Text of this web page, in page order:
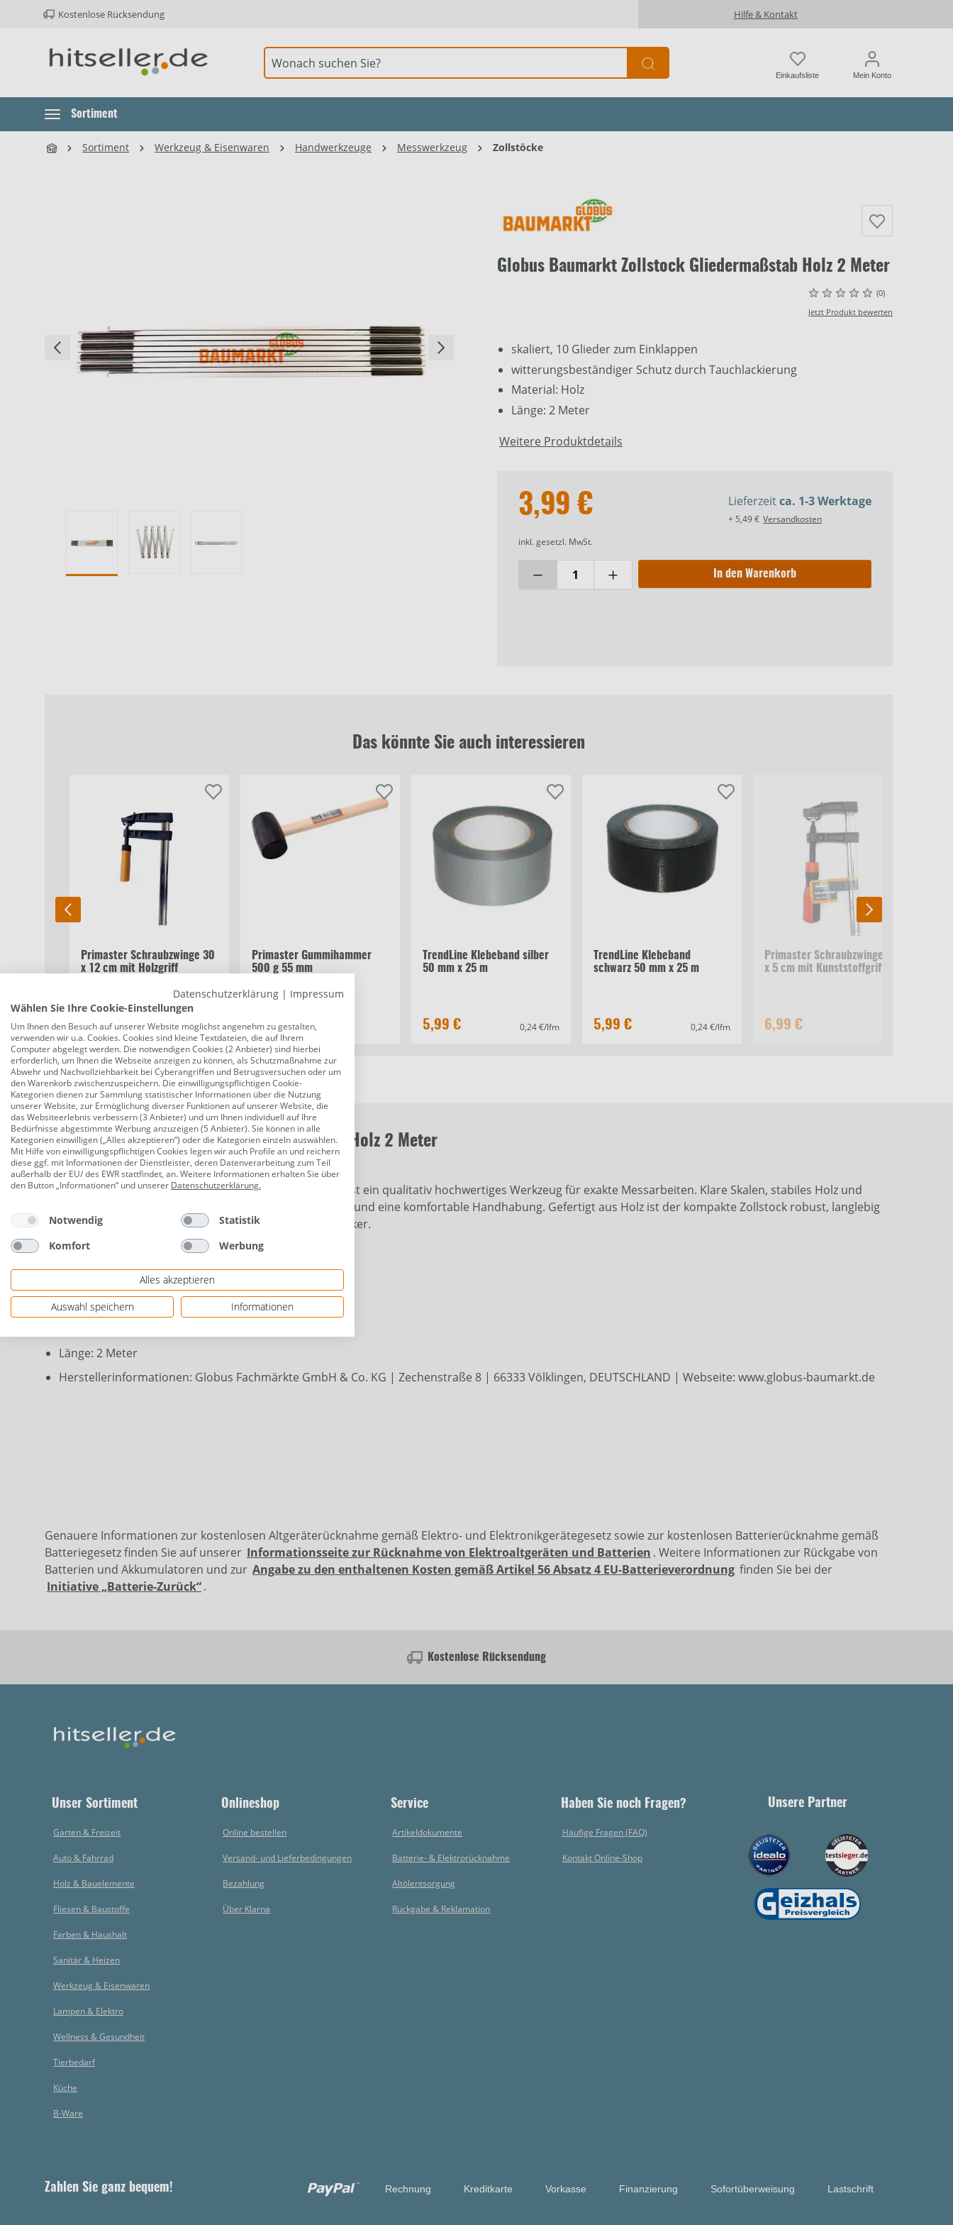
Hauptnavigation springen
Kostenlose Rücksendung Hilfe & Kontakt
Einkaufsliste Mein Konto
Sortiment
Sortiment Werkzeug & Eisenwaren Handwerkzeuge Messwerkzeug Zollstöcke
Globus Baumarkt Zollstock Gliedermaßstab Holz 2 Meter
(0)
Jetzt Produkt bewerten
skaliert, 10 Glieder zum Einklappen
witterungsbeständiger Schutz durch Tauchlackierung
Material: Holz
Länge: 2 Meter
Weitere Produktdetails
3,99 €
inkl. gesetzl. MwSt.
Lieferzeitca. 1-3 Werktage
+ 5,49 € Versandkosten
In den Warenkorb
Das könnte Sie auch interessieren
Primaster Schraubzwinge 30
x 12 cm mit Holzgriff
12,99 €
Primaster Gummihammer
500 g 55 mm
8,19 €
TrendLine Klebeband silber
50 mm x 25 m
0,24 €/lfm
5,99 €
TrendLine Klebeband
schwarz 50 mm x 25 m
0,24 €/lfm
5,99 €
Primaster Schraubzwinge 15
x 5 cm mit Kunststoffgriff
6,99 €
Beschreibung Bewertungen
Globus Baumarkt Zollstock Gliedermaßstab Holz 2 Meter
Produktnummer:0760200792
Der Globus Baumarkt Holz-Zollstock mit 2 Metern Länge ist ein qualitativ hochwertiges Werkzeug für exakte Messarbeiten. Klare Skalen, stabiles Holz und
leichtgängige Gelenke sorgen für präzise Messergebnisse und eine komfortable Handhabung. Gefertigt aus Holz ist der kompakte Zollstock robust, langlebig
und vielseitig einsetzbar – perfekt für Profis und Heimwerker.
skaliert, 10 Glieder zum Einklappen
witterungsbeständiger Schutz durch Tauchlackierung
Länge: 2 Meter
Herstellerinformationen: Globus Fachmärkte GmbH & Co. KG | Zechenstraße 8 | 66333 Völklingen, DEUTSCHLAND | Webseite: www.globus-baumarkt.de
Genauere Informationen zur kostenlosen Altgeräterücknahme gemäß Elektro- und Elektronikgerätegesetz sowie zur kostenlosen Batterierücknahme gemäß
Batteriegesetz finden Sie auf unserer Informationsseite zur Rücknahme von Elektroaltgeräten und Batterien . Weitere Informationen zur Rückgabe von
Batterien und Akkumulatoren und zur Angabe zu den enthaltenen Kosten gemäß Artikel 56 Absatz 4 EU-Batterieverordnung finden Sie bei der
Initiative „Batterie-Zurück“.
Kostenlose Rücksendung
Unser Sortiment
Garten & Freizeit
Auto & Fahrrad
Holz & Bauelemente
Fliesen & Baustoffe
Farben & Haushalt
Sanitär & Heizen
Werkzeug & Eisenwaren
Lampen & Elektro
Wellness & Gesundheit
Tierbedarf
Küche
B-Ware
Onlineshop
Online bestellen
Versand- und Lieferbedingungen
Bezahlung
Über Klarna
Service
Artikeldokumente
Batterie- & Elektrorücknahme
Altölentsorgung
Rückgabe & Reklamation
Haben Sie noch Fragen?
Häufige Fragen (FAQ)
Kontakt Online-Shop
Unsere Partner
Zahlen Sie ganz bequem! Rechnung Kreditkarte Vorkasse Finanzierung Sofortüberweisung Lastschrift
Datenschutzerklärung | Impressum
Wählen Sie Ihre Cookie-Einstellungen
Um Ihnen den Besuch auf unserer Website möglichst angenehm zu gestalten,
verwenden wir u.a. Cookies. Cookies sind kleine Textdateien, die auf Ihrem
Computer abgelegt werden. Die notwendigen Cookies (2 Anbieter) sind hierbei
erforderlich, um Ihnen die Webseite anzeigen zu können, als Schutzmaßnahme zur
Abwehr und Nachvollziehbarkeit bei Cyberangriffen und Betrugsversuchen oder um
den Warenkorb zwischenzuspeichern. Die einwilligungspflichtigen Cookie-
Kategorien dienen zur Sammlung statistischer Informationen über die Nutzung
unserer Website, zur Ermöglichung diverser Funktionen auf unserer Website, die
das Websiteerlebnis verbessern (3 Anbieter) und um Ihnen individuell auf Ihre
Bedürfnisse abgestimmte Werbung anzuzeigen (5 Anbieter). Sie können in alle
Kategorien einwilligen („Alles akzeptieren“) oder die Kategorien einzeln auswählen.
Mit Hilfe von einwilligungspflichtigen Cookies legen wir auch Profile an und reichern
diese ggf. mit Informationen der Dienstleister, deren Datenverarbeitung zum Teil
außerhalb der EU/ des EWR stattfindet, an. Weitere Informationen erhalten Sie über
den Button „Informationen“ und unserer Datenschutzerklärung.
Notwendig
Statistik
Komfort
Werbung
Alles akzeptieren
Auswahl speichern
Informationen